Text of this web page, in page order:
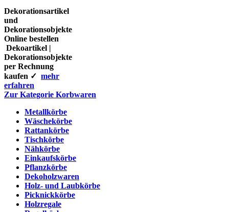
Dekorationsartikel
und
Dekorationsobjekte
Online bestellen
Dekoartikel |
Dekorationsobjekte
per Rechnung
kaufen ✓ mehr
erfahren
Zur Kategorie Korbwaren
Metallkörbe
Wäschekörbe
Rattankörbe
Tischkörbe
Nähkörbe
Einkaufskörbe
Pflanzkörbe
Dekoholzwaren
Holz- und Laubkörbe
Picknickkörbe
Holzregale